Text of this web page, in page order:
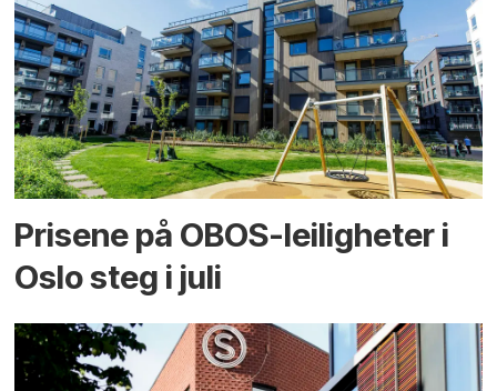
Prisene på OBOS-leiligheter i
Oslo steg i juli